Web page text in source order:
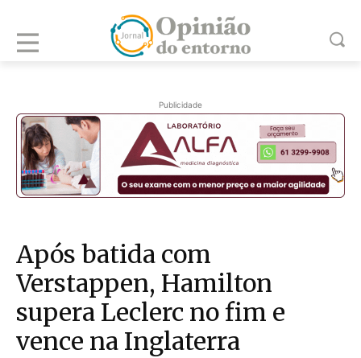
Publicidade
Após batida com
Verstappen, Hamilton
supera Leclerc no fim e
vence na Inglaterra